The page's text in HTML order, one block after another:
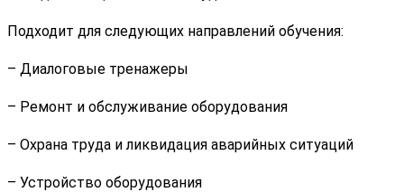
Подходит для следующих направлений обучения:
– Диалоговые тренажеры
– Ремонт и обслуживание оборудования
– Охрана труда и ликвидация аварийных ситуаций
– Устройство оборудования